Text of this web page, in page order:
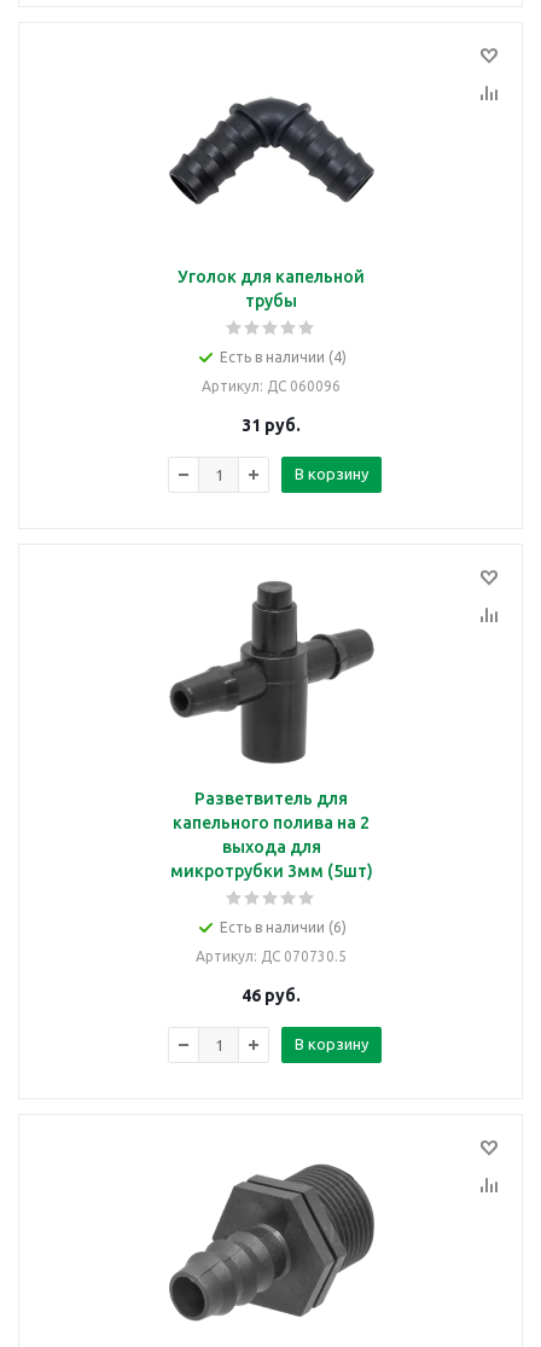
Уголок для капельной
трубы
Есть в наличии (4)
Артикул: ДС 060096
31 руб.
В корзину
Разветвитель для
капельного полива на 2
выхода для
микротрубки 3мм (5шт)
Есть в наличии (6)
Артикул: ДС 070730.5
46 руб.
В корзину